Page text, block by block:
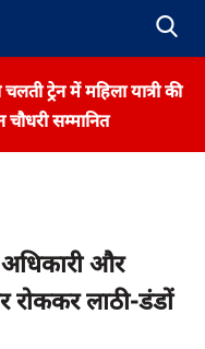
ट्रेन में महिला यात्री की
सम्मानित
अधिकारी और
रोककर लाठी-डंडों